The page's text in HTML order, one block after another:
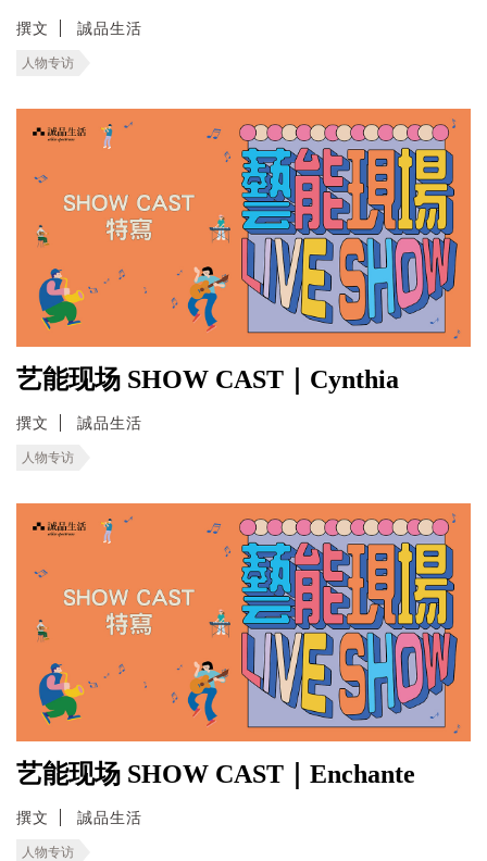
撰文 誠品生活
人物专访
艺能现场 SHOW CAST｜Cynthia
撰文 誠品生活
人物专访
艺能现场 SHOW CAST｜Enchante
撰文 誠品生活
人物专访